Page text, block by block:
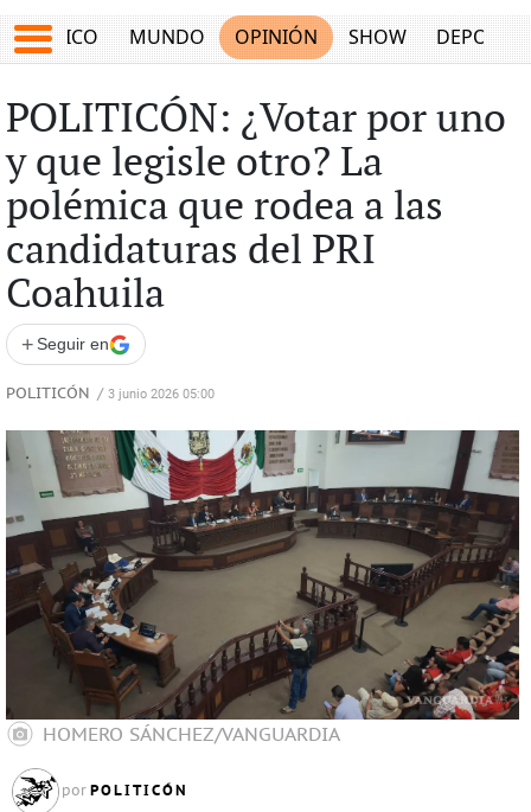
MÉXICO MUNDO OPINIÓN SHOW
POLITICÓN: ¿Votar por uno
y que legisle otro? La
polémica que rodea a las
candidaturas del PRI
Coahuila
+ Seguir en
POLITICÓN / 3 junio 2026 05:00
HOMERO SÁNCHEZ/VANGUARDIA
por POLITICÓN